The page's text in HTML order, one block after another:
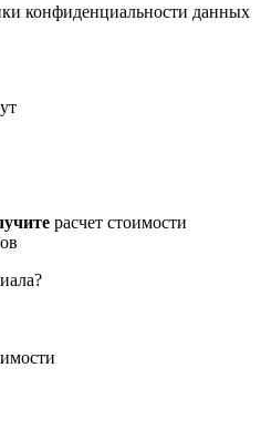
конфиденциальности данных
расчет стоимости